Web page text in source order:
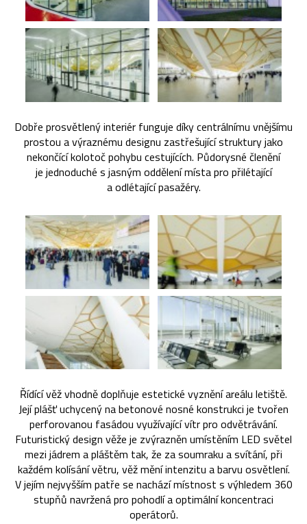
Dobře prosvětlený interiér funguje díky centrálnímu vnějšímu
prostou a výraznému designu zastřešující struktury jako
nekončící kolotoč pohybu cestujících. Půdorysné členění
je jednoduché s jasným oddělení místa pro přilétající
a odlétající pasažéry.
Řídící věž vhodně doplňuje estetické vyznění areálu letiště.
Její plášť uchycený na betonové nosné konstrukci je tvořen
perforovanou fasádou využívající vítr pro odvětrávání.
Futuristický design věže je zvýrazněn umístěním LED světel
mezi jádrem a pláštěm tak, že za soumraku a svítání, při
každém kolísání větru, věž mění intenzitu a barvu osvětlení.
V jejím nejvyšším patře se nachází místnost s výhledem 360
stupňů navržená pro pohodlí a optimální koncentraci
operátorů.